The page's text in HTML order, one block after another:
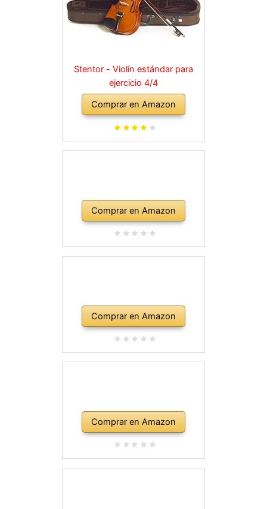
Stentor - Violín estándar para
ejercicio 4/4
Comprar en Amazon
Comprar en Amazon
Comprar en Amazon
Comprar en Amazon